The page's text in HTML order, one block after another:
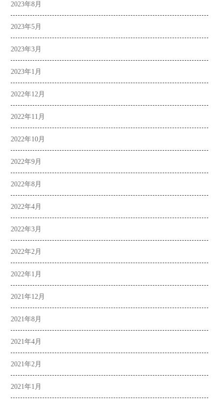
2023年8月
2023年5月
2023年3月
2023年1月
2022年12月
2022年11月
2022年10月
2022年9月
2022年8月
2022年4月
2022年3月
2022年2月
2022年1月
2021年12月
2021年8月
2021年4月
2021年2月
2021年1月